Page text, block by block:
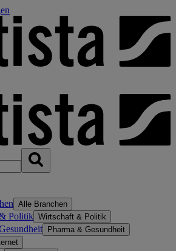
Alle Branchen
Politik Wirtschaft & Politik
Pharma & Gesundheit